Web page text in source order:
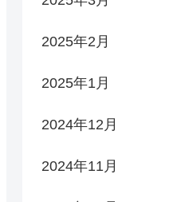
2025年2月
2025年1月
2024年12月
2024年11月